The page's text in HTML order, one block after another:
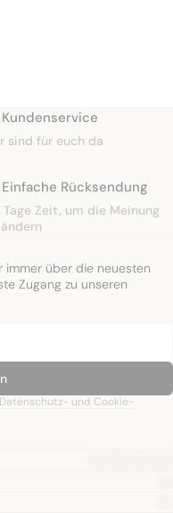
Kundenservice
sind für euch da
Einfache Rücksendung
Tage Zeit, um die Meinung
über die neuesten
Zugang zu unseren
und Cookie-